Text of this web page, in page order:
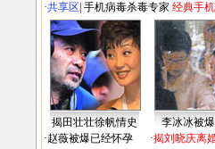
·共享区 手机病毒杀毒专家 经典手
揭田壮壮徐帆情史 李冰冰被
·赵薇被爆已经怀孕
·揭刘晓庆离